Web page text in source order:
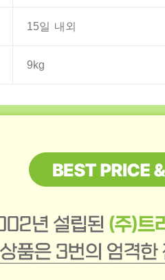
15일 내외
9kg